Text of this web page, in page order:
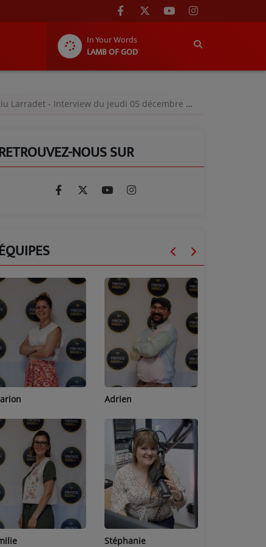
In Your Words
LAMB OF GOD
- Interview du jeudi 05 décembre 2024
RETROUVEZ-NOUS SUR
ÉQUIPES
Lucas
Jean-Michel